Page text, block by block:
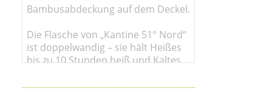
Bambusabdeckung auf dem Deckel.
Die Flasche von „Kantine 51° Nord“
ist doppelwandig – sie hält Heißes
bis zu 10 Stunden heiß und Kaltes